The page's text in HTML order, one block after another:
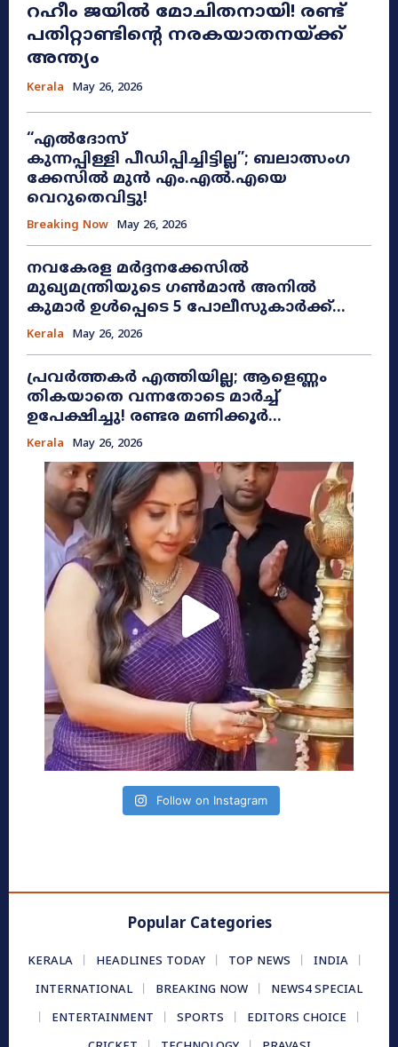
റഹീം ജയിൽ മോചിതനായി! രണ്ട്
പതിറ്റാണ്ടിന്റെ നരകയാതനയ്ക്ക്
അന്ത്യം
Kerala May 26, 2026
“എൽദോസ്
കുന്നപ്പിള്ളി പീഡിപ്പിച്ചിട്ടില്ല”; ബലാത്സംഗ
ക്കേസിൽ മുൻ എം.എൽ.എയെ
വെറുതെവിട്ടു!
Breaking Now May 26, 2026
നവകേരള മർദ്ദനക്കേസിൽ
മുഖ്യമന്ത്രിയുടെ ഗൺമാൻ അനിൽ
കുമാർ ഉൾപ്പെടെ 5 പോലീസുകാർക്ക്...
Kerala May 26, 2026
പ്രവർത്തകർ എത്തിയില്ല; ആളെണ്ണം
തികയാതെ വന്നതോടെ മാർച്ച്
ഉപേക്ഷിച്ചു! രണ്ടര മണിക്കൂർ...
Kerala May 26, 2026
Follow on Instagram
Popular Categories
KERALA HEADLINES TODAY TOP NEWS
INDIA
INTERNATIONAL
BREAKING NOW
NEWS4 SPECIAL
ENTERTAINMENT
SPORTS
EDITORS CHOICE